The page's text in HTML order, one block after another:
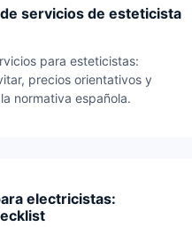
servicios de esteticista
para esteticistas:
precios orientativos y
normativa española.
electricistas: